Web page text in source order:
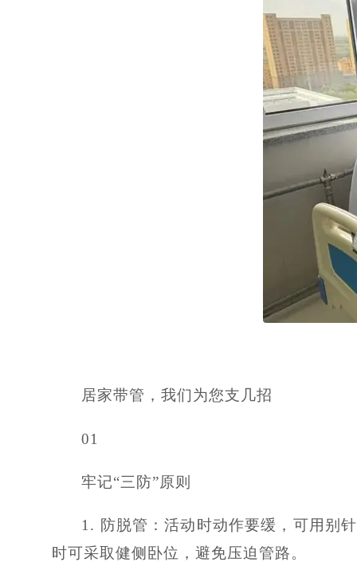
居家带管，我们为您支几招
01
牢记“三防”原则
1. 防脱管：活动时动作要缓，可用别
时可采取健侧卧位，避免压迫管路。